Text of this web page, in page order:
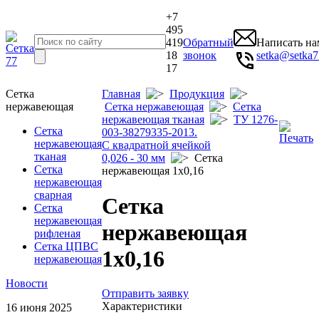
+7
495
419
18
17
Обратный
звонок
Написать
Сетка
нержавеющая
Сетка
нержавеющая
тканая
Сетка
нержавеющая
сварная
Сетка
нержавеющая
рифленая
Сетка ЦПВС
нержавеющая
Новости
16 июня 2025
Главная
Продукция
Сетка нержавеющая
Сетка
нержавеющая тканая
ТУ 1276-
003-38279335-2013.
С квадратной ячейкой
0,026 - 30 мм
Сетка
нержавеющая 1x0,16
Сетка
нержавеющая
1x0,16
Отправить заявку
Характеристики